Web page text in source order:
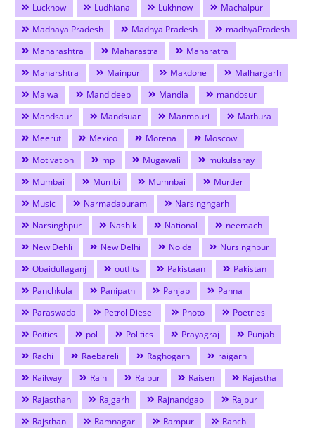
Lucknow
Ludhiana Lukhnow
Machalpur
Madhaya Pradesh
Madhya Pradesh
madhyaPradesh
Maharashtra
Maharastra
Maharatra
Maharshtra
Mainpuri Makdone
Malhargarh
Malwa
Mandideep Mandla
mandosur
Mandsaur
Mandsuar Manmpuri
Mathura
Meerut
Mexico Morena
Moscow
Motivation
mp Mugawali
mukulsaray
Mumbai
Mumbi Mumnbai
Murder
Music
Narmadapuram
Narsinghgarh
Narsinghpur
Nashik National
neemach
New Dehli
New Delhi Noida
Nursinghpur
Obaidullaganj
outfits Pakistaan
Pakistan
Panchkula
Panipath Panjab
Panna
Paraswada
Petrol Diesel Photo
Poetries
Poitics
pol Politics Prayagraj
Punjab
Rachi
Raebareli Raghogarh
raigarh
Railway
Rain Raipur Raisen
Rajastha
Rajasthan
Rajgarh Rajnandgao
Rajpur
Rajsthan
Ramnagar Rampur
Ranchi